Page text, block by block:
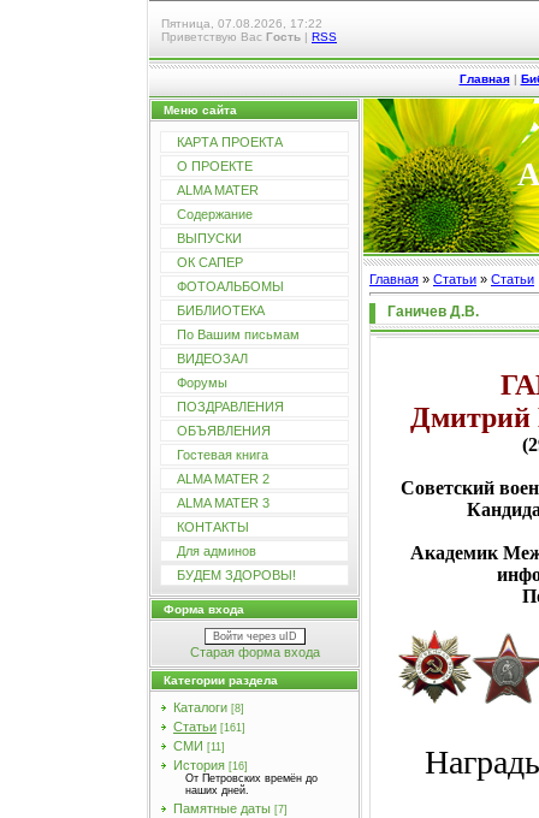
Пятница, 07.08.2026, 17:22
Приветствую Вас Гость | RSS
Главная|
Меню сайта
КАРТА ПРОЕКТА
О ПРОЕКТЕ
ALMA MATER
Содержание
ВЫПУСКИ
ОК САПЕР
ФОТОАЛЬБОМЫ
БИБЛИОТЕКА
По Вашим письмам
ВИДЕОЗАЛ
Форумы
ПОЗДРАВЛЕНИЯ
ОБЪЯВЛЕНИЯ
Гостевая книга
ALMA MATER 2
ALMA MATER 3
КОНТАКТЫ
Для админов
БУДЕМ ЗДОРОВЫ!
Форма входа
Войти через uID
Старая форма входа
Категории раздела
Каталоги [8]
Статьи [161]
СМИ [11]
История [16]
От Петровских времён до
наших дней.
Памятные даты [7]
Главная » Статьи » Статьи
Ганичев Д.В.
Дмитрий
Советский
Академик